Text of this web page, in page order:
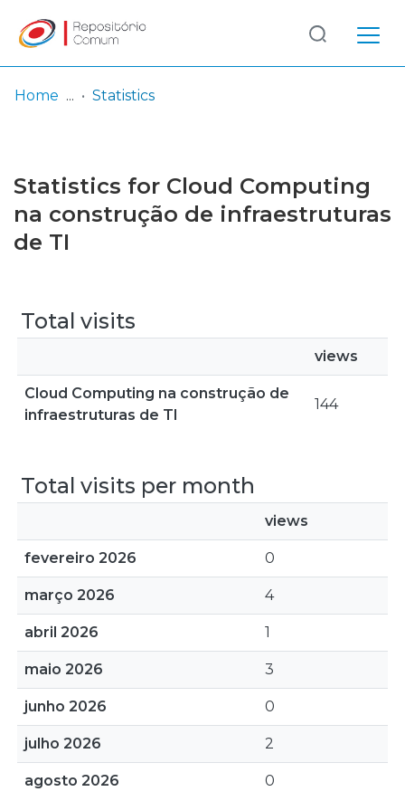
Browse repository
Entities
Log
In
(current)
Home Statistics
Statistics for Cloud Computing
na construção de infraestruturas
de TI
Total visits
views
Cloud Computing na construção de
infraestruturas de TI
144
Total visits per month
views
fevereiro 2026 0
março 2026 4
abril 2026 1
maio 2026 3
junho 2026 0
julho 2026 2
agosto 2026 0